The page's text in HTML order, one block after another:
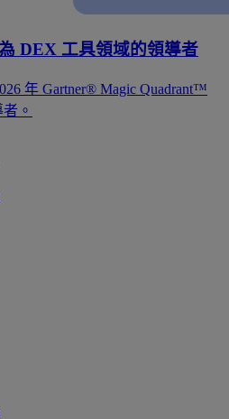
DEX 工具領域的領導者
年 Gartner® Magic Quadrant™
。